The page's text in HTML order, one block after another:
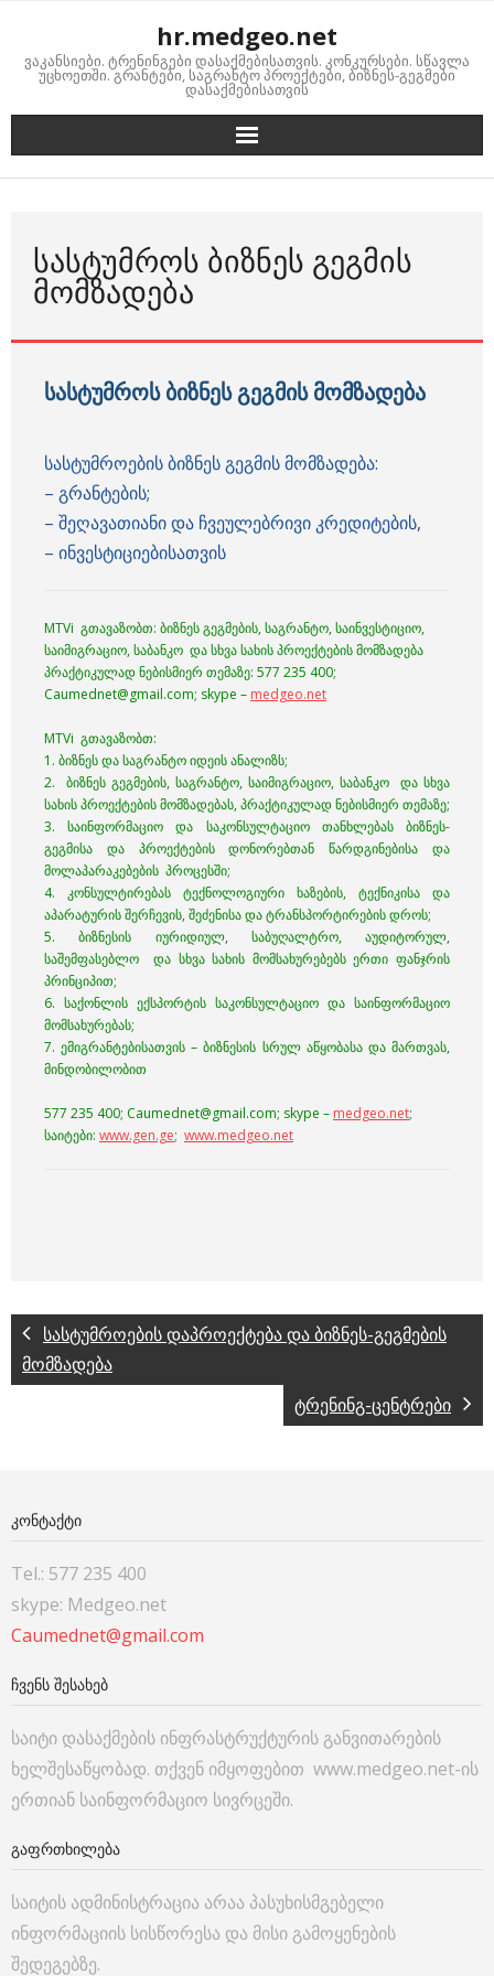
content
hr.medgeo.net
ვაკანსიები. ტრენინგები დასაქმებისათვის. კონკურსები. სწავლა
უცხოეთში. გრანტები, საგრანტო პროექტები, ბიზნეს-გეგმები
დასაქმებისათვის
ᲡᲐᲡᲢᲣᲛᲠᲝᲡ ᲑᲘᲖᲜᲔᲡ ᲒᲔᲒᲛᲘᲡ
ᲛᲝᲛᲖᲐᲓᲔᲑᲐ
სასტუმროს ბიზნეს გეგმის მომზადება
სასტუმროების ბიზნეს გეგმის მომზადება:
– გრანტების;
– შეღავათიანი და ჩვეულებრივი კრედიტების,
– ინვესტიციებისათვის
MTVi გთავაზობთ: ბიზნეს გეგმების, საგრანტო, საინვესტიციო,
საიმიგრაციო, საბანკო და სხვა სახის პროექტების მომზადება
პრაქტიკულად ნებისმიერ თემაზე: 577 235 400;
Caumednet@gmail.com; skype – medgeo.net
MTVi გთავაზობთ:
1. ბიზნეს და საგრანტო იდეის ანალიზს;
2. ბიზნეს გეგმების, საგრანტო, საიმიგრაციო, საბანკო და სხვა
სახის პროექტების მომზადებას, პრაქტიკულად ნებისმიერ თემაზე;
3. საინფორმაციო და საკონსულტაციო თანხლებას ბიზნეს-
გეგმისა და პროექტების დონორებთან წარდგინებისა და
მოლაპარაკებების პროცესში;
4. კონსულტირებას ტექნოლოგიური ხაზების, ტექნიკისა და
აპარატურის შერჩევის, შეძენისა და ტრანსპორტირების დროს;
5. ბიზნესის იურიდიულ, საბუღალტრო, აუდიტორულ,
საშემფასებლო და სხვა სახის მომსახურებებს ერთი ფანჯრის
პრინციპით;
6. საქონლის ექსპორტის საკონსულტაციო და საინფორმაციო
მომსახურებას;
7. ემიგრანტებისათვის – ბიზნესის სრულ აწყობასა და მართვას,
მინდობილობით
577 235 400; Caumednet@gmail.com; skype – medgeo.net;
საიტები: www.gen.ge; www.medgeo.net
სასტუმროების დაპროექტება და ბიზნეს-გეგმების
მომზადება
ტრენინგ-ცენტრები
ᲙᲝᲜᲢᲐᲥᲢᲘ
Tel.: 577 235 400
skype: Medgeo.net
Caumednet@gmail.com
ᲩᲕᲔᲜᲡ ᲨᲔᲡᲐᲮᲔᲑ
საიტი დასაქმების ინფრასტრუქტურის განვითარების
ხელშესაწყობად. თქვენ იმყოფებით www.medgeo.net-ის
ერთიან საინფორმაციო სივრცეში.
ᲒᲐᲤᲠᲗᲮᲘᲚᲔᲑᲐ
საიტის ადმინისტრაცია არაა პასუხისმგებელი
ინფორმაციის სისწორესა და მისი გამოყენების
შედეგებზე.